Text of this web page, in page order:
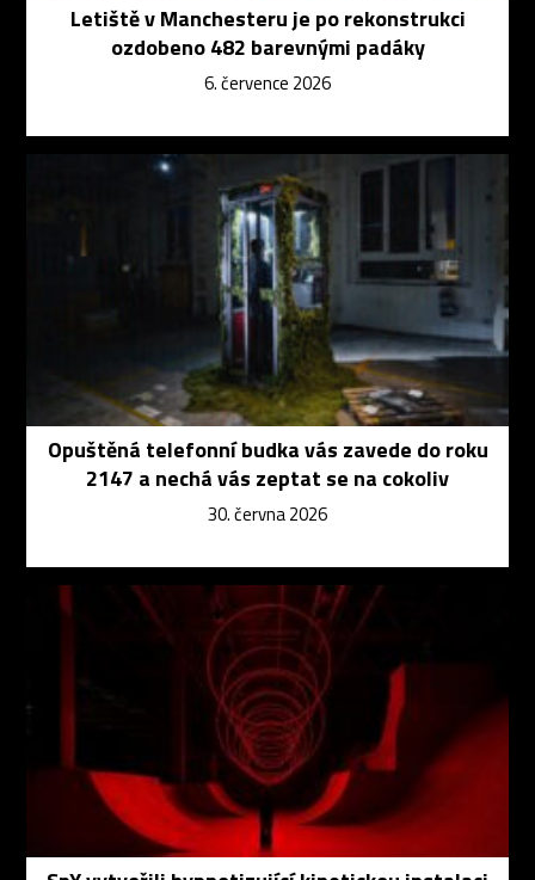
Letiště v Manchesteru je po rekonstrukci
ozdobeno 482 barevnými padáky
6. července 2026
Opuštěná telefonní budka vás zavede do roku
2147 a nechá vás zeptat se na cokoliv
30. června 2026